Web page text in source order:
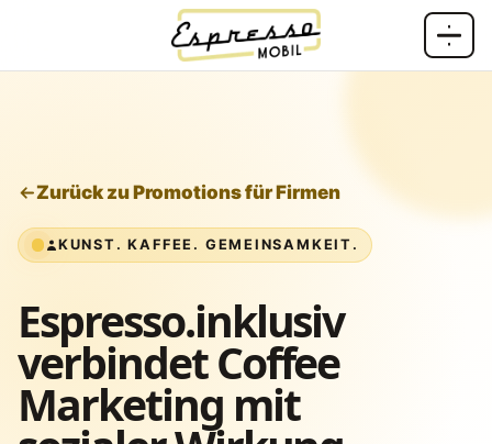
Zurück zu Promotions für Firmen
KUNST. KAFFEE. GEMEINSAMKEIT.
Espresso.inklusiv
verbindet Coffee
Marketing mit